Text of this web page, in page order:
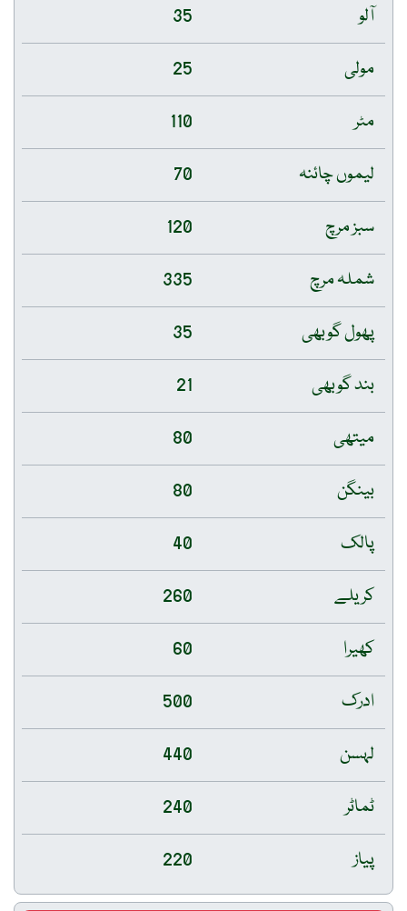
آلو
35
مولی
25
مٹر
110
لیموں چائنہ
70
سبز مرچ
120
شملہ مرچ
335
پھول گوبھی
35
بند گوبھی
21
میتھی
80
بینگن
80
پالک
40
کریلے
260
کھیرا
60
ادرک
500
لہسن
440
ٹماٹر
240
پیاز
220